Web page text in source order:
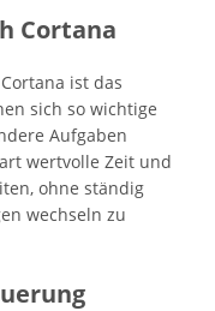
Cortana
ist das
sich so wichtige
Aufgaben
wertvolle Zeit und
ohne ständig
wechseln zu